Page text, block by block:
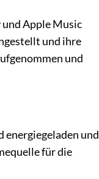
Apple Music
und ihre
und
energiegeladen und
für die